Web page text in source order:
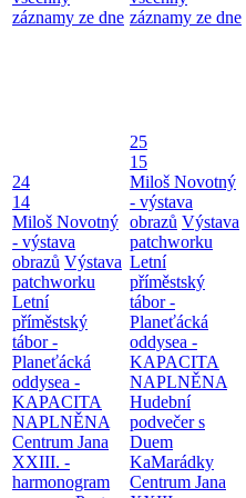
záznamy ze dne záznamy ze dne
24
14
Miloš Novotný
- výstava
obrazů Výstava
patchworku
Letní
příměstský
tábor -
Planeťácká
oddysea -
KAPACITA
NAPLNĚNA
Centrum Jana
XXIII. -
harmonogram
25
15
Miloš Novotný
- výstava
obrazů Výstava
patchworku
Letní
příměstský
tábor -
Planeťácká
oddysea -
KAPACITA
NAPLNĚNA
Hudební
podvečer s
Duem
KaMarádky
Centrum Jana